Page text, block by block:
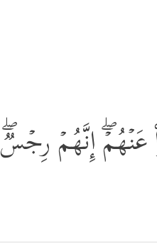
عَنۡهُمۡۖ إِنَّهُمۡ رِجۡسࣱۖ